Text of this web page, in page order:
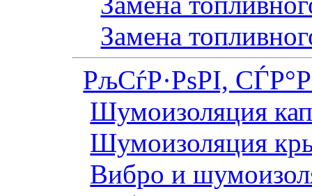
Замена
РљСѓР·РѕРІ,
Шумоизоляция
Шумоизоляция
Вибро и